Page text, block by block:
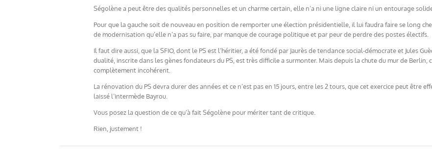
Ségolène a peut être des qualités personnelles et un charme certain, elle n’a ni une ligne claire ni un entourage
Pour que la gauche soit de nouveau en position de remporter une élection présidentielle, il lui faudra faire se long
de modernisation qu’elle n’a pas su faire, par manque de courage politique et par peur de perdre des postes électifs.
Il faut dire aussi, que la SFIO, dont le PS est l’héritier, a été fondé par Jaurès de tendance social-démocrate et Jules
dualité, inscrite dans les gènes fondateurs du PS, est très difficile a surmonter. Mais depuis la chute du mur de
complètement incohérent.
La rénovation du PS devra durer des années et ce n’est pas en 15 jours, entre les 2 tours, que cet exercice peut être
laissé l’intermède Bayrou.
Vous posez la question de ce qu’à fait Ségolène pour mériter tant de critique.
Rien, justement !